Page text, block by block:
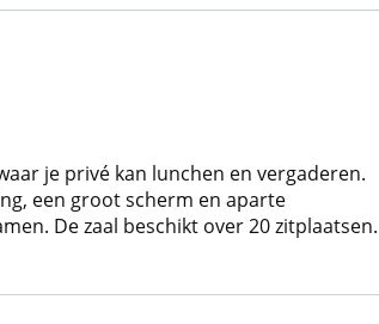
je privé kan lunchen en vergaderen.
een groot scherm en aparte
De zaal beschikt over 20 zitplaatsen.